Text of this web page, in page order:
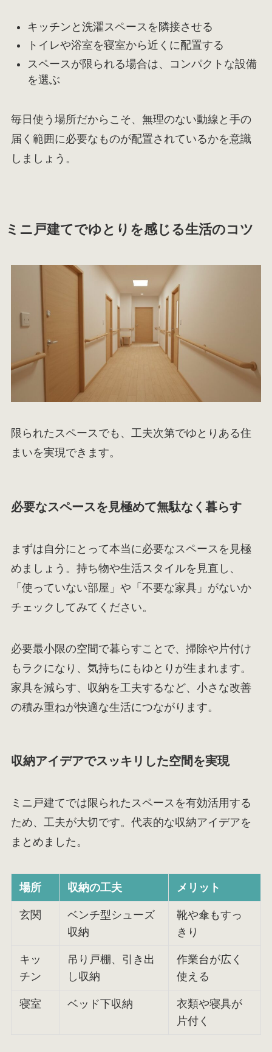
キッチンと洗濯スペースを隣接させる
トイレや浴室を寝室から近くに配置する
スペースが限られる場合は、コンパクトな設備
を選ぶ
毎日使う場所だからこそ、無理のない動線と手の
届く範囲に必要なものが配置されているかを意識
しましょう。
ミニ戸建てでゆとりを感じる生活のコツ
限られたスペースでも、工夫次第でゆとりある住
まいを実現できます。
必要なスペースを見極めて無駄なく暮らす
まずは自分にとって本当に必要なスペースを見極
めましょう。持ち物や生活スタイルを見直し、
「使っていない部屋」や「不要な家具」がないか
チェックしてみてください。
必要最小限の空間で暮らすことで、掃除や片付け
もラクになり、気持ちにもゆとりが生まれます。
家具を減らす、収納を工夫するなど、小さな改善
の積み重ねが快適な生活につながります。
収納アイデアでスッキリした空間を実現
ミニ戸建てでは限られたスペースを有効活用する
ため、工夫が大切です。代表的な収納アイデアを
まとめました。
場所 収納の工夫 メリット
玄関
ベンチ型シューズ
収納
靴や傘もすっ
きり
キッ
チン
吊り戸棚、引き出
し収納
作業台が広く
使える
寝室 ベッド下収納
衣類や寝具が
片付く